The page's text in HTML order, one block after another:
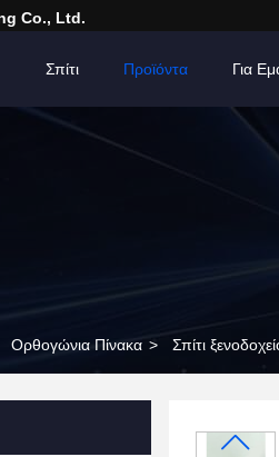
Co., Ltd.
Σπίτι Προϊόντα Για
Ορθογώνια Πίνακα > Σπίτι